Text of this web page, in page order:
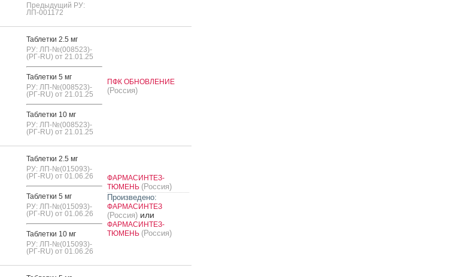
Предыдущий РУ:
ЛП-001172
Таб­летки 2.5 мг
РУ: ЛП-№(008523)-
(РГ-RU) от 21.01.25
Таб­летки 5 мг
РУ: ЛП-№(008523)-
(РГ-RU) от 21.01.25
Таб­летки 10 мг
РУ: ЛП-№(008523)-
(РГ-RU) от 21.01.25
ПФК ОБНОВЛЕНИЕ
(Россия)
Таб­летки 2.5 мг
РУ: ЛП-№(015093)-
(РГ-RU) от 01.06.26
Таб­летки 5 мг
РУ: ЛП-№(015093)-
(РГ-RU) от 01.06.26
Таб­летки 10 мг
РУ: ЛП-№(015093)-
(РГ-RU) от 01.06.26
ФАРМАСИНТЕЗ-
ТЮМЕНЬ (Россия)
Произведено:
ФАРМАСИНТЕЗ
(Россия)или
ФАРМАСИНТЕЗ-
ТЮМЕНЬ (Россия)